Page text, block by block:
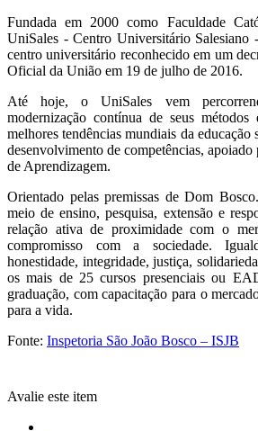
Fundada em 2000 como Faculdade
UniSales - Centro Universitário Salesiano
centro universitário reconhecido em um
Oficial da União em 19 de julho de 2016.
Até hoje, o UniSales vem
modernização contínua de seus métodos
melhores tendências mundiais da educação
desenvolvimento de competências,
de Aprendizagem.
Orientado pelas premissas de Dom
meio de ensino, pesquisa, extensão e
relação ativa de proximidade com o
compromisso com a sociedade.
honestidade, integridade, justiça,
os mais de 25 cursos presenciais ou
graduação, com capacitação para o
para a vida.
Fonte: Inspetoria São João Bosco – ISJB
Avalie este item